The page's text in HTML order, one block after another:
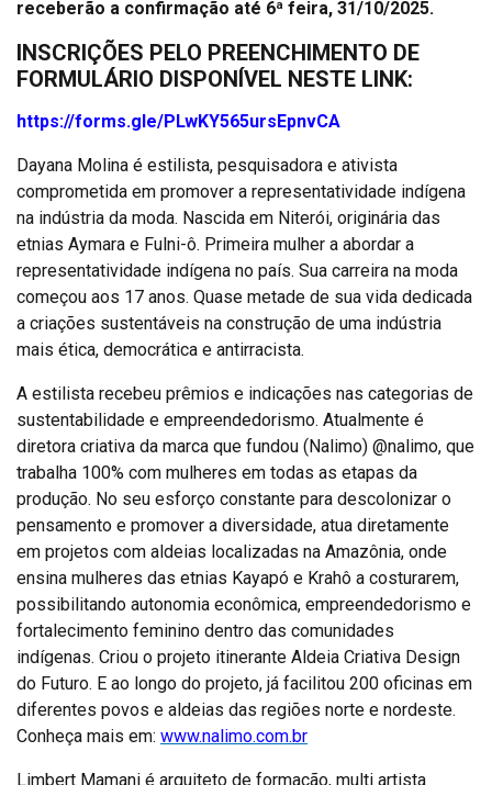
receberão a confirmação até 6ª feira, 31/10/2025.
INSCRIÇÕES PELO PREENCHIMENTO DE
FORMULÁRIO DISPONÍVEL NESTE LINK:
https://forms.gle/PLwKY565ursEpnvCA
Dayana Molina é estilista, pesquisadora e ativista
comprometida em promover a representatividade indígena
na indústria da moda. Nascida em Niterói, originária das
etnias Aymara e Fulni-ô. Primeira mulher a abordar a
representatividade indígena no país. Sua carreira na moda
começou aos 17 anos. Quase metade de sua vida dedicada
a criações sustentáveis na construção de uma indústria
mais ética, democrática e antirracista.
A estilista recebeu prêmios e indicações nas categorias de
sustentabilidade e empreendedorismo. Atualmente é
diretora criativa da marca que fundou (Nalimo) @nalimo, que
trabalha 100% com mulheres em todas as etapas da
produção. No seu esforço constante para descolonizar o
pensamento e promover a diversidade, atua diretamente
em projetos com aldeias localizadas na Amazônia, onde
ensina mulheres das etnias Kayapó e Krahô a costurarem,
possibilitando autonomia econômica, empreendedorismo e
fortalecimento feminino dentro das comunidades
indígenas. Criou o projeto itinerante Aldeia Criativa Design
do Futuro. E ao longo do projeto, já facilitou 200 oficinas em
diferentes povos e aldeias das regiões norte e nordeste.
Conheça mais em: www.nalimo.com.br
Limbert Mamani é arquiteto de formação, multi artista